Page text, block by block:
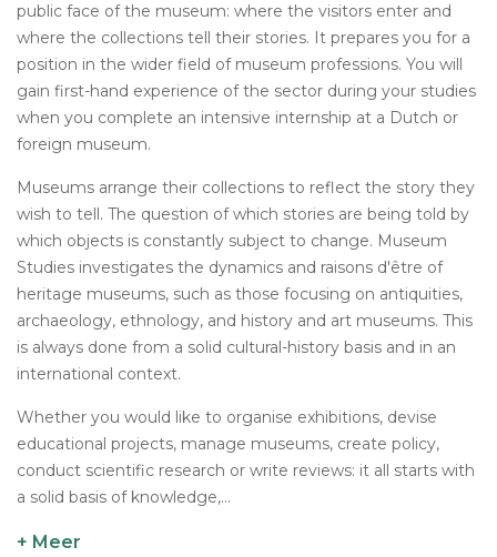
public face of the museum: where the visitors enter and
where the collections tell their stories. It prepares you for a
position in the wider field of museum professions. You will
gain first-hand experience of the sector during your studies
when you complete an intensive internship at a Dutch or
foreign museum.
Museums arrange their collections to reflect the story they
wish to tell. The question of which stories are being told by
which objects is constantly subject to change. Museum
Studies investigates the dynamics and raisons d'être of
heritage museums, such as those focusing on antiquities,
archaeology, ethnology, and history and art museums. This
is always done from a solid cultural-history basis and in an
international context.
Whether you would like to organise exhibitions, devise
educational projects, manage museums, create policy,
conduct scientific research or write reviews: it all starts with
a solid basis of knowledge,...
+ Meer